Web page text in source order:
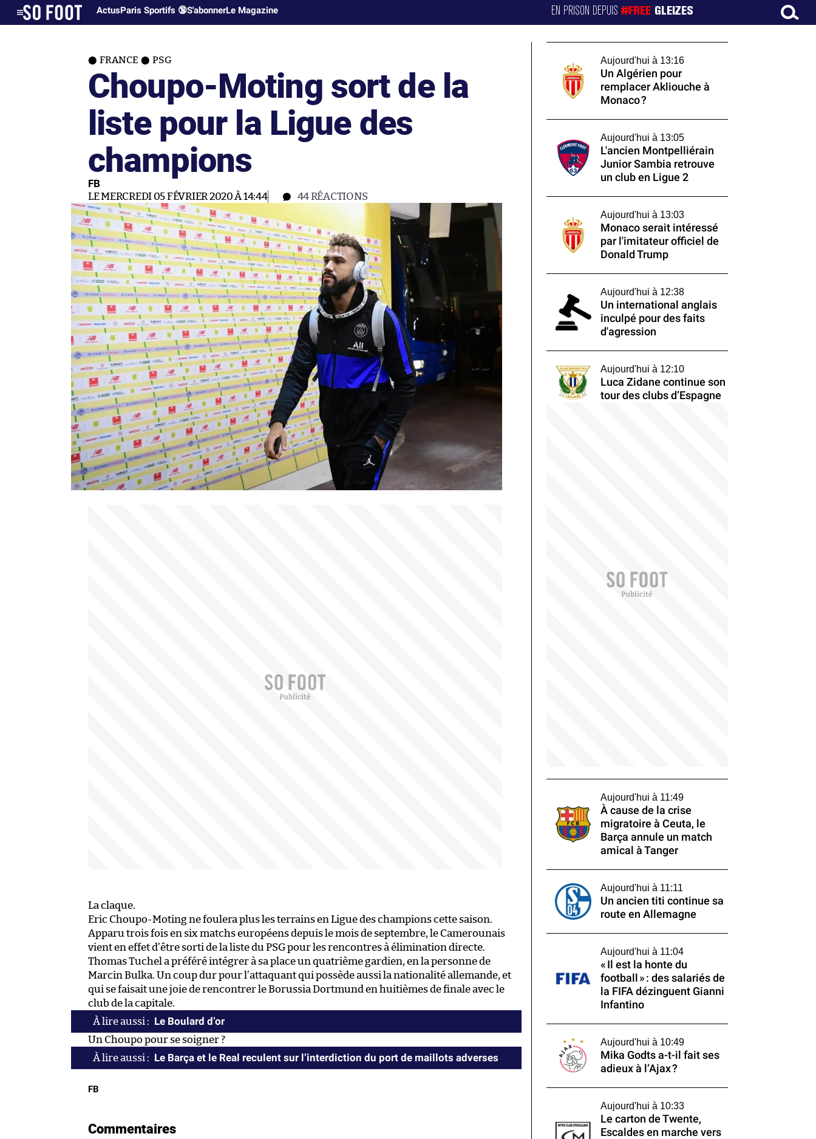
ActusParis Sportifs 🔞S'abonnerLe Magazine EN PRISON DEPUIS#FREE GLEIZES
FRANCE PSG
Choupo-Moting sort de la
liste pour la Ligue des
champions
FB
LE MERCREDI 05 FÉVRIER 2020 À 14:44 44RÉACTIONS
La claque.
Eric Choupo-Moting ne foulera plus les terrains en Ligue des champions cette saison.
Apparu trois fois en six matchs européens depuis le mois de septembre, le Camerounais
vient en effet d’être sorti de la liste du PSG pour les rencontres à élimination directe.
Thomas Tuchel a préféré intégrer à sa place un quatrième gardien, en la personne de
Marcin Bulka. Un coup dur pour l’attaquant qui possède aussi la nationalité allemande, et
qui se faisait une joie de rencontrer le Borussia Dortmund en huitièmes de finale avec le
club de la capitale.
Le Boulard d’or
Un Choupo pour se soigner ?
Le Barça et le Real reculent sur l’interdiction du port de maillots adverses
FB
Commentaires
Aujourd'hui à 13:16
Un Algérien pour
remplacer Akliouche à
Monaco ?
Aujourd'hui à 13:05
L'ancien Montpelliérain
Junior Sambia retrouve
un club en Ligue 2
Aujourd'hui à 13:03
Monaco serait intéressé
par l'imitateur officiel de
Donald Trump
Aujourd'hui à 12:38
Un international anglais
inculpé pour des faits
d'agression
Aujourd'hui à 12:10
Luca Zidane continue son
tour des clubs d’Espagne
Aujourd'hui à 11:49
À cause de la crise
migratoire à Ceuta, le
Barça annule un match
amical à Tanger
Aujourd'hui à 11:11
Un ancien titi continue sa
route en Allemagne
Aujourd'hui à 11:04
« Il est la honte du
football » : des salariés de
la FIFA dézinguent Gianni
Infantino
Aujourd'hui à 10:49
Mika Godts a-t-il fait ses
adieux à l’Ajax ?
Aujourd'hui à 10:33
Le carton de Twente,
Escaldes en marche vers